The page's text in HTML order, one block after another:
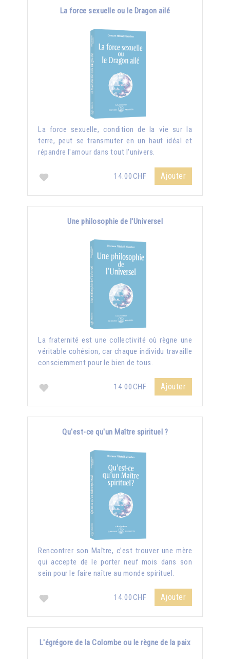
La force sexuelle ou le Dragon ailé
La force sexuelle, condition de la vie sur la
terre, peut se transmuter en un haut idéal et
répandre l'amour dans tout l'univers.
14.00CHF Ajouter
Une philosophie de l'Universel
La fraternité est une collectivité où règne une
véritable cohésion, car chaque individu travaille
consciemment pour le bien de tous.
14.00CHF Ajouter
Qu'est-ce qu'un Maître spirituel ?
Rencontrer son Maître, c’est trouver une mère
qui accepte de le porter neuf mois dans son
sein pour le faire naître au monde spirituel.
14.00CHF Ajouter
L'égrégore de la Colombe ou le règne de la paix